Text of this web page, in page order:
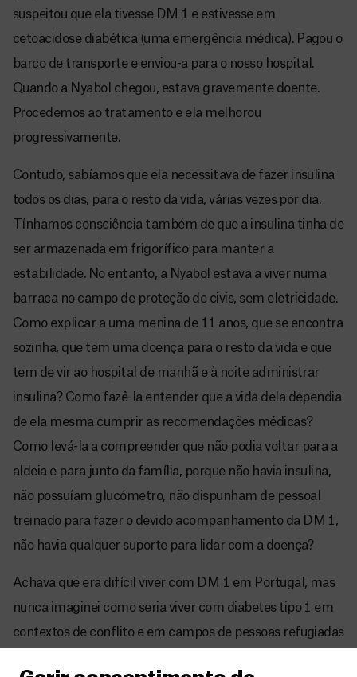
suspeitou que ela tivesse DM 1 e estivesse em
cetoacidose diabética (uma emergência médica). Pagou o
barco de transporte e enviou-a para o nosso hospital.
Quando a Nyabol chegou, estava gravemente doente.
Procedemos ao tratamento e ela melhorou
progressivamente.
Contudo, sabíamos que ela necessitava de fazer insulina
todos os dias, para o resto da vida, várias vezes por dia.
Tínhamos consciência também de que a insulina tinha de
ser armazenada em frigorífico para manter a
estabilidade. No entanto, a Nyabol estava a viver numa
barraca no campo de proteção de civis, sem eletricidade.
Como explicar a uma menina de 11 anos, que se encontra
sozinha, que tem uma doença para o resto da vida e que
tem de vir ao hospital de manhã e à noite administrar
insulina? Como fazê-la entender que a vida dela dependia
de ela mesma cumprir as recomendações médicas?
Como levá-la a compreender que não podia voltar para a
aldeia e para junto da família, porque não havia insulina,
não possuíam glucómetro, não dispunham de pessoal
treinado para fazer o devido acompanhamento da DM 1,
não havia qualquer suporte para lidar com a doença?
Achava que era difícil viver com DM 1 em Portugal, mas
nunca imaginei como seria viver com diabetes tipo 1 em
contextos de conflito e em campos de pessoas refugiadas